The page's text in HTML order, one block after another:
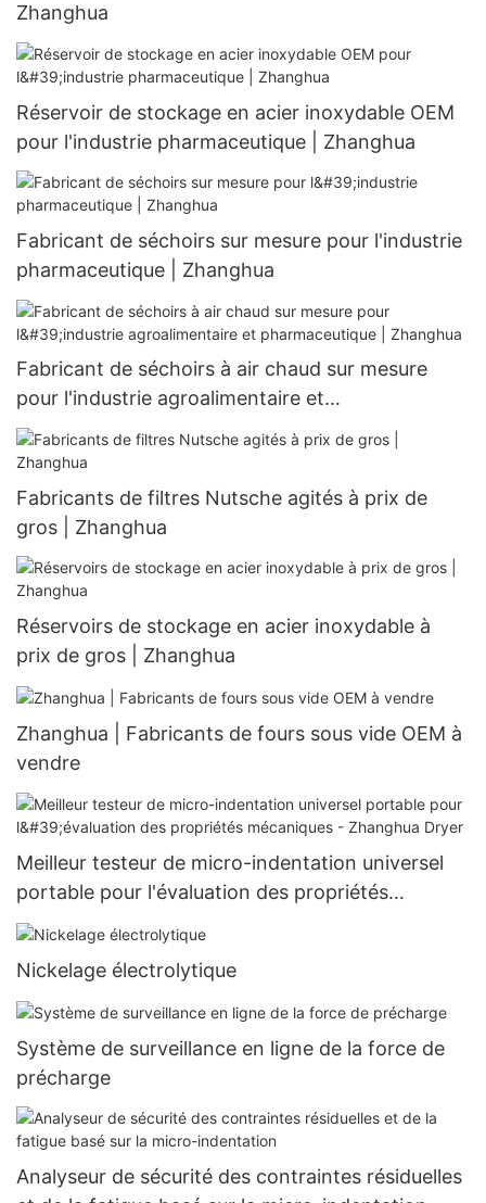
Zhanghua
Réservoir de stockage en acier inoxydable OEM
pour l'industrie pharmaceutique | Zhanghua
Fabricant de séchoirs sur mesure pour l'industrie
pharmaceutique | Zhanghua
Fabricant de séchoirs à air chaud sur mesure
pour l'industrie agroalimentaire et
pharmaceutique | Zhanghua
Fabricants de filtres Nutsche agités à prix de
gros | Zhanghua
Réservoirs de stockage en acier inoxydable à
prix de gros | Zhanghua
Zhanghua | Fabricants de fours sous vide OEM à
vendre
Meilleur testeur de micro-indentation universel
portable pour l'évaluation des propriétés
mécaniques - Zhanghua Dryer
Nickelage électrolytique
Système de surveillance en ligne de la force de
précharge
Analyseur de sécurité des contraintes résiduelles